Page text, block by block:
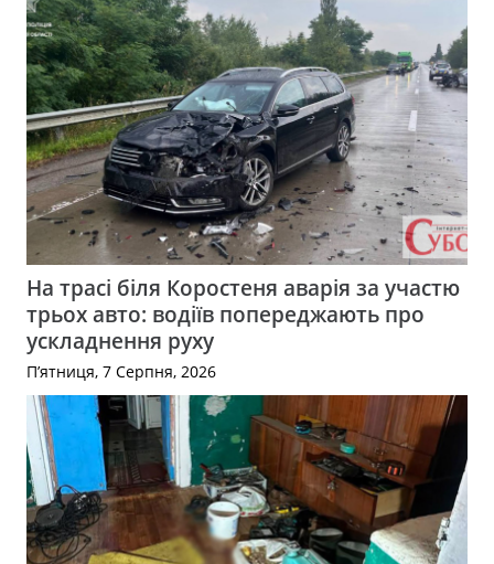
На трасі біля Коростеня аварія за участю
трьох авто: водіїв попереджають про
ускладнення руху
П’ятниця, 7 Серпня, 2026